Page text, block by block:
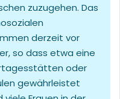
zuzugehen. Das
derzeit vor
so dass etwa eine
oder
gewährleistet